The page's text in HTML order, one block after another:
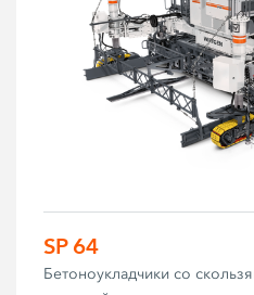
SP 64
Бетоноукладчики со